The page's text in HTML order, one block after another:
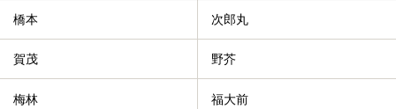
橋本 次郎丸
賀茂 野芥
梅林 福大前